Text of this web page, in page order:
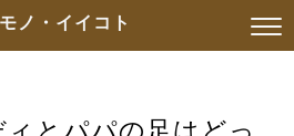
ノ・イイコト